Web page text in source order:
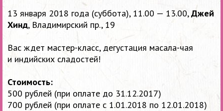
13 января 2018 года (суббота), 11.00 — 13.00,Джей
Хинд, Владимирский пр., 19
Вас ждет мастер-класс, дегустация масала-чая
и индийских сладостей!
Стоимость:
500 рублей (при оплате до 31.12.2017)
700 рублей (при оплате с 1.01.2018 по 12.01.2018)